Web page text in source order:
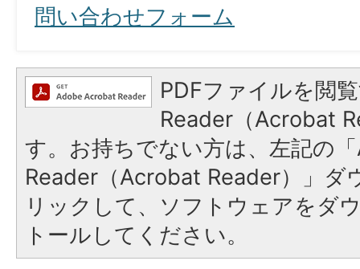
問い合わせフォーム
PDFファイルを閲
Reader（Acrobat
す。お持ちでない方は、左記の
Reader（Acrobat Reader）」ダ
リックして、ソフトウェアをダ
トールしてください。